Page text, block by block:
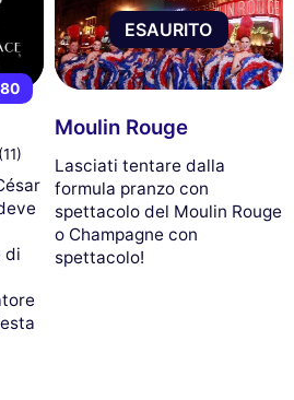
(11)
di
ESAURITO
Moulin Rouge
Lasciati tentare dalla
formula pranzo con
spettacolo del Moulin Rouge
o Champagne con
spettacolo!